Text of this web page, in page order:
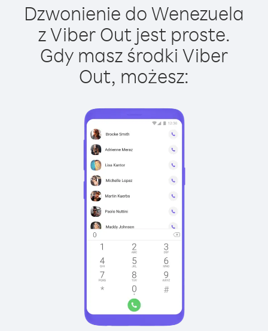
Dzwonienie do Wenezuela
z Viber Out jest proste.
Gdy masz środki Viber
Out, możesz: